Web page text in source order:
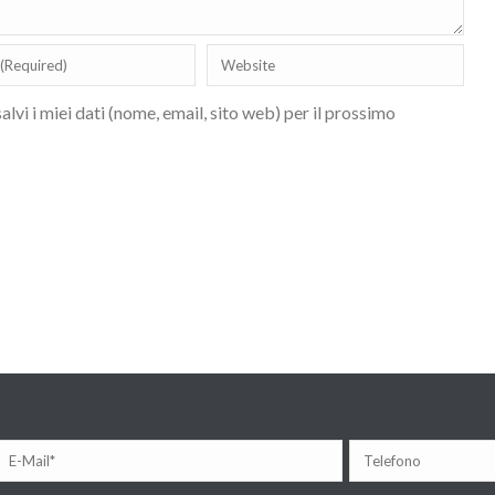
i miei dati (nome, email, sito web) per il prossimo